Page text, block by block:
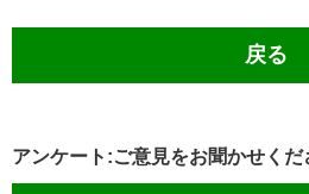
戻る
アンケート:ご意見をお聞かせくだ